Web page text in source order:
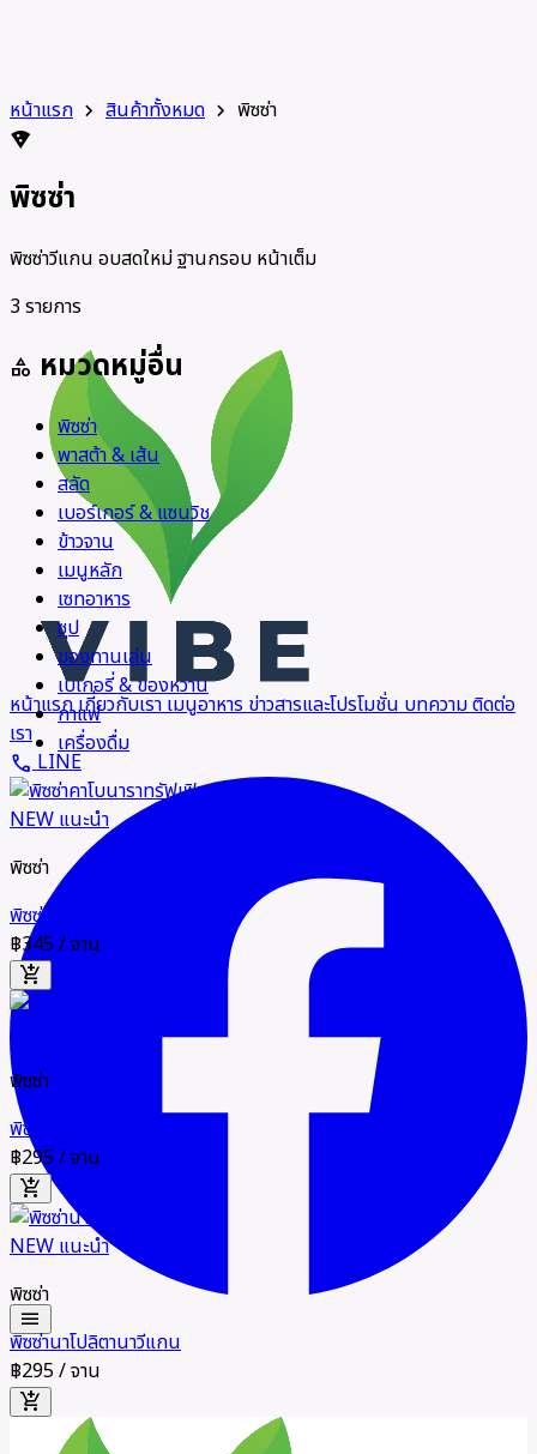
หน้าแรกเกี่ยวกับเราเมนูอาหารข่าวสารและโปรโมชั่นบทความติดต่อ
เรา
call LINE
menu
หน้าแรก chevron_right สินค้าทั้งหมด chevron_right พิซซ่า
local_pizza
พิซซ่า
พิซซ่าวีแกน อบสดใหม่ ฐานกรอบ หน้าเต็ม
3 รายการ
category หมวดหมู่อื่น
พิซซ่า
พาสต้า & เส้น
สลัด
เบอร์เกอร์ & แซนวิช
ข้าวจาน
เมนูหลัก
เซทอาหาร
ซุป
ของทานเล่น
เบเกอรี่ & ของหวาน
กาแฟ
เครื่องดื่ม
NEW แนะนำ
พิซซ่า
พิซซ่าคาโบนาราทรัฟเฟิลวีแกน
฿345/ จาน
add_shopping_cart
NEW
พิซซ่า
พิซซ่าผักรวมวีแกน
฿295/ จาน
add_shopping_cart
NEW แนะนำ
พิซซ่า
พิซซ่านาโปลิตานาวีแกน
฿295/ จาน
add_shopping_cart